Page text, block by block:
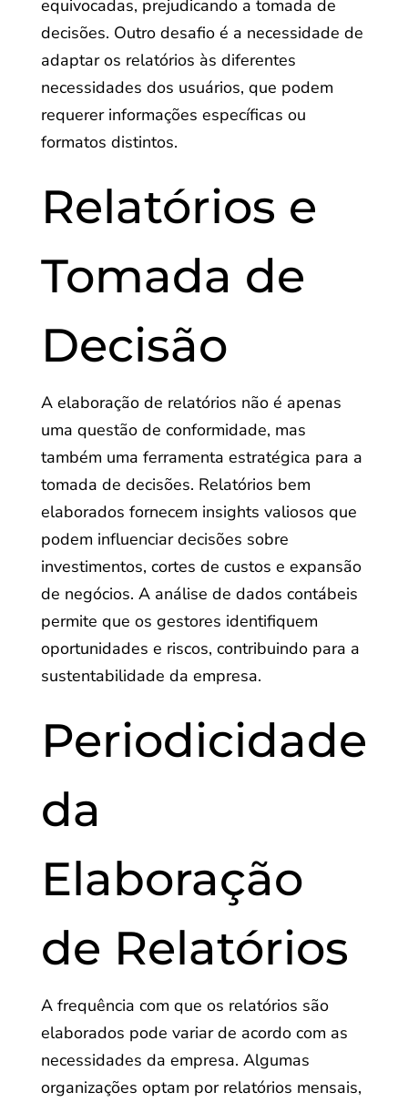
equivocadas, prejudicando a tomada de
decisões. Outro desafio é a necessidade de
adaptar os relatórios às diferentes
necessidades dos usuários, que podem
requerer informações específicas ou
formatos distintos.
Relatórios e
Tomada de
Decisão
A elaboração de relatórios não é apenas
uma questão de conformidade, mas
também uma ferramenta estratégica para a
tomada de decisões. Relatórios bem
elaborados fornecem insights valiosos que
podem influenciar decisões sobre
investimentos, cortes de custos e expansão
de negócios. A análise de dados contábeis
permite que os gestores identifiquem
oportunidades e riscos, contribuindo para a
sustentabilidade da empresa.
Periodicidade
da
Elaboração
de Relatórios
A frequência com que os relatórios são
elaborados pode variar de acordo com as
necessidades da empresa. Algumas
organizações optam por relatórios mensais,